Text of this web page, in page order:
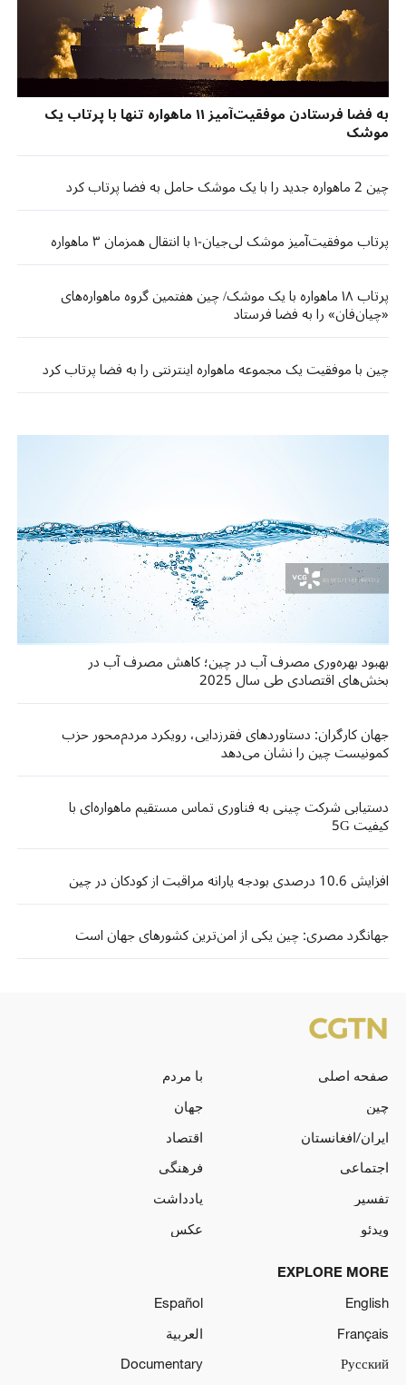
به فضا فرستادن موفقیت‌آمیز ۱۱ ماهواره تنها با پرتاب یک
موشک
چین 2 ماهواره جدید را با یک موشک حامل به فضا پرتاب کرد
پرتاب موفقیت‌آمیز موشک لی‌جیان-۱ با انتقال همزمان ۳ ماهواره
پرتاب ۱۸ ماهواره با یک موشک/ چین هفتمین گروه ماهواره‌های
«چیان‌فان» را به فضا فرستاد
چین با موفقیت یک مجموعه ماهواره اینترنتی را به فضا پرتاب کرد
بهبود بهره‌وری مصرف آب در چین؛ کاهش مصرف آب در
بخش‌های اقتصادی طی سال 2025
جهان کارگران: دستاوردهای فقرزدایی، رویکرد مردم‌محور حزب
کمونیست چین را نشان می‌دهد
دستیابی شرکت چینی به فناوری تماس مستقیم ماهواره‌ای با
کیفیت 5G
افزایش 10.6 درصدی بودجه یارانه مراقبت از کودکان در چین
جهانگرد مصری: چین یکی از امن‌ترین کشورهای جهان است
صفحه اصلی
با مردم
چین
جهان
ایران/افغانستان
اقتصاد
اجتماعی
فرهنگی
تفسیر
یادداشت
ویدئو
عکس
EXPLORE MORE
English
Español
Français
العربية
Русский
Documentary